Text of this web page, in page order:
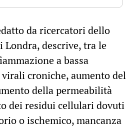
da ricercatori dello
Londra, descrive, tra le
a bassa
croniche, aumento del
della permeabilità
dei residui cellulari dovuti
o ischemico, mancanza